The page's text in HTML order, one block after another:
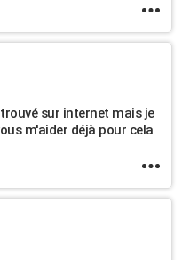
sur internet mais je
m'aider déjà pour cela